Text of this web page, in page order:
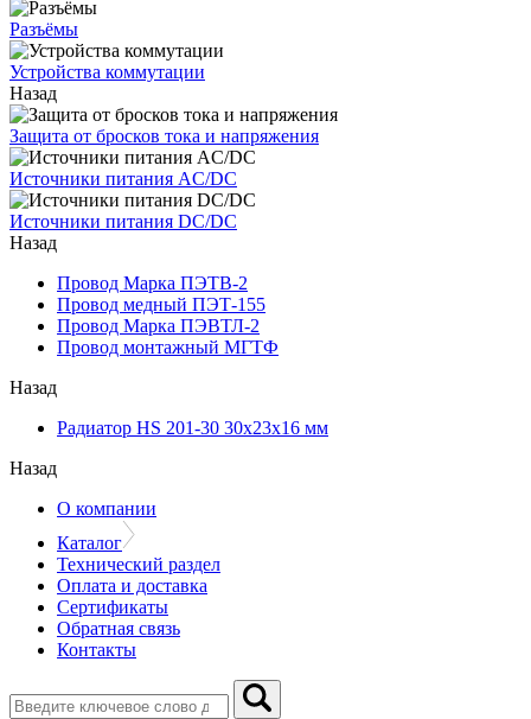
Разъёмы
Устройства коммутации
Назад
Защита от бросков тока и напряжения
Источники питания AC/DC
Источники питания DC/DC
Назад
Провод Марка ПЭТВ-2
Провод медный ПЭТ-155
Провод Марка ПЭВТЛ-2
Провод монтажный МГТФ
Назад
Радиатор HS 201-30 30х23х16 мм
Назад
О компании
Каталог
Технический раздел
Оплата и доставка
Сертификаты
Обратная связь
Контакты